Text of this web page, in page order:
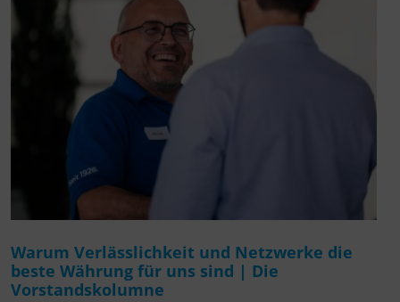
Warum Verlässlichkeit und Netzwerke die
beste Währung für uns sind | Die
Vorstandskolumne